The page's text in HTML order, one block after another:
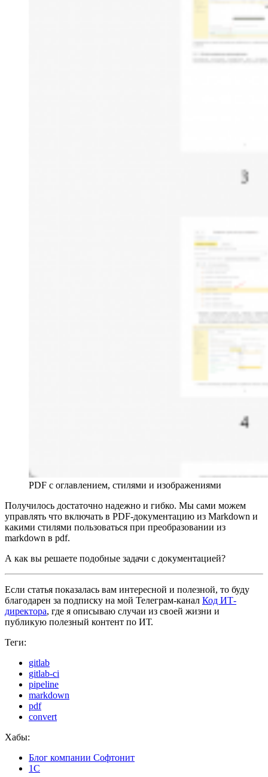
PDF с оглавлением, стилями и изображениями
Получилось достаточно надежно и гибко. Мы сами можем
управлять что включать в PDF-документацию из Markdown и
какими стилями пользоваться при преобразовании из
markdown в pdf.
А как вы решаете подобные задачи с документацией?
Если статья показалась вам интересной и полезной, то буду
благодарен за подписку на мой Телеграм-канал Код ИТ-
директора, где я описываю случаи из своей жизни и
публикую полезный контент по ИТ.
Теги:
gitlab
gitlab-ci
pipeline
markdown
pdf
convert
Хабы:
Блог компании Софтонит
1С